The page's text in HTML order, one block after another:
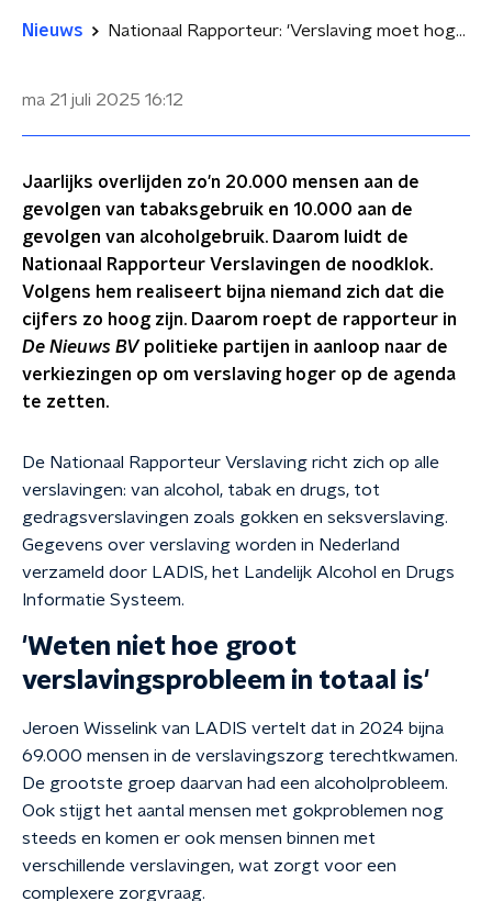
Nieuws Nationaal Rapporteur: 'Verslaving moet hoger op de politieke agenda'
ma 21 juli 2025 16:12
Jaarlijks overlijden zo'n 20.000 mensen aan de
gevolgen van tabaksgebruik en 10.000 aan de
gevolgen van alcoholgebruik. Daarom luidt de
Nationaal Rapporteur Verslavingen de noodklok.
Volgens hem realiseert bijna niemand zich dat die
cijfers zo hoog zijn. Daarom roept de rapporteur in
De Nieuws BV politieke partijen in aanloop naar de
verkiezingen op om verslaving hoger op de agenda
te zetten.
De Nationaal Rapporteur Verslaving richt zich op alle
verslavingen: van alcohol, tabak en drugs, tot
gedragsverslavingen zoals gokken en seksverslaving.
Gegevens over verslaving worden in Nederland
verzameld door LADIS, het Landelijk Alcohol en Drugs
Informatie Systeem.
'Weten niet hoe groot
verslavingsprobleem in totaal is'
Jeroen Wisselink van LADIS vertelt dat in 2024 bijna
69.000 mensen in de verslavingszorg terechtkwamen.
De grootste groep daarvan had een alcoholprobleem.
Ook stijgt het aantal mensen met gokproblemen nog
steeds en komen er ook mensen binnen met
verschillende verslavingen, wat zorgt voor een
complexere zorgvraag.